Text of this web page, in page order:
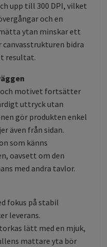
upp till 300 DPI, vilket
och en
ytan minskar ett
bidra
resultat.
och motivet fortsätter
uttryck utan
gör produkten enkel
även från sidan.
som känns
oavsett om den
med andra tavlor.
fokus på stabil
leverans.
lätt med en mjuk,
mattare yta bör